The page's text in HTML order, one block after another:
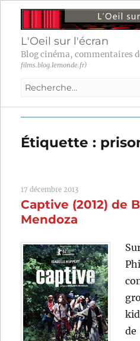
L'Oeil sur l'écran
Blog cinéma, commentaires
films.blog.lemonde.fr)
Recherche
:
Étiquette :
17 décembre 2013
Captive (2012) de
Mendoza
de